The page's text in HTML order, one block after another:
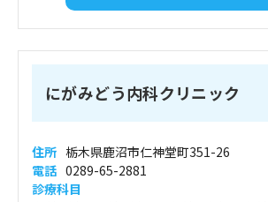
にがみどう内科クリニック
住所 栃木県鹿沼市仁神堂町351-26
電話 0289-65-2881
診療科目